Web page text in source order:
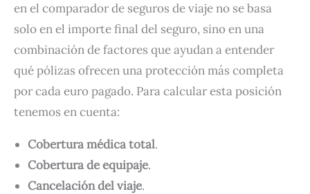
en el comparador de seguros de viaje no se basa
solo en el importe final del seguro, sino en una
combinación de factores que ayudan a entender
qué pólizas ofrecen una protección más completa
por cada euro pagado. Para calcular esta posición
tenemos en cuenta:
Cobertura médica total.
Cobertura de equipaje.
Cancelación del viaje.